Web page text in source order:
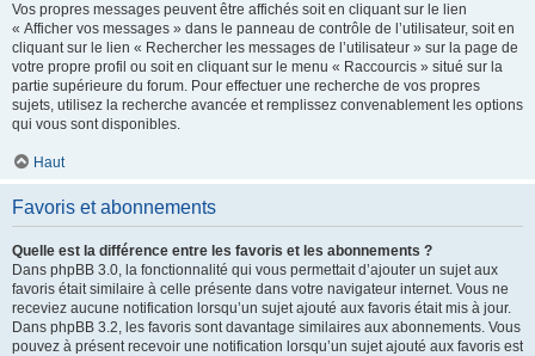
Vos propres messages peuvent être affichés soit en cliquant sur le lien
« Afficher vos messages » dans le panneau de contrôle de l’utilisateur, soit en
cliquant sur le lien « Rechercher les messages de l’utilisateur » sur la page de
votre propre profil ou soit en cliquant sur le menu « Raccourcis » situé sur la
partie supérieure du forum. Pour effectuer une recherche de vos propres
sujets, utilisez la recherche avancée et remplissez convenablement les options
qui vous sont disponibles.
Haut
Favoris et abonnements
Quelle est la différence entre les favoris et les abonnements ?
Dans phpBB 3.0, la fonctionnalité qui vous permettait d’ajouter un sujet aux
favoris était similaire à celle présente dans votre navigateur internet. Vous ne
receviez aucune notification lorsqu’un sujet ajouté aux favoris était mis à jour.
Dans phpBB 3.2, les favoris sont davantage similaires aux abonnements. Vous
pouvez à présent recevoir une notification lorsqu’un sujet ajouté aux favoris est